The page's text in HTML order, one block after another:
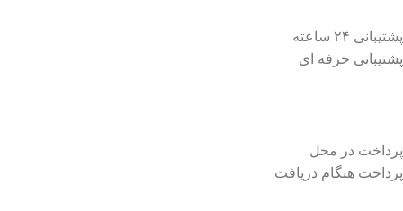
پشتیبانی ۲۴ ساعته
پشتیبانی حرفه ای
پرداخت در محل
پرداخت هنگام دریافت